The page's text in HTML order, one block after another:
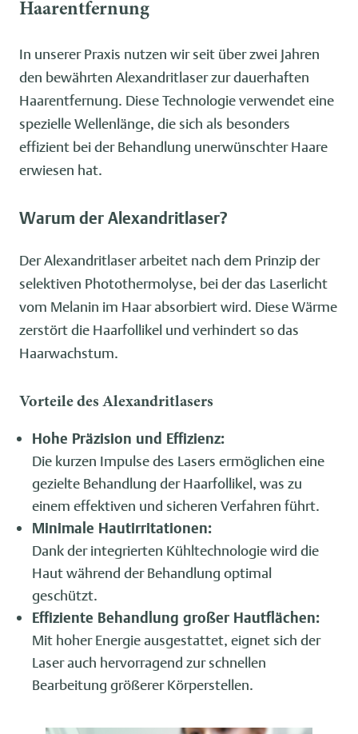
Haarentfernung
In unserer Praxis nutzen wir seit über zwei Jahren
den bewährten Alexandritlaser zur dauerhaften
Haarentfernung. Diese Technologie verwendet eine
spezielle Wellenlänge, die sich als besonders
effizient bei der Behandlung unerwünschter Haare
erwiesen hat.
Warum der Alexandritlaser?
Der Alexandritlaser arbeitet nach dem Prinzip der
selektiven Photothermolyse, bei der das Laserlicht
vom Melanin im Haar absorbiert wird. Diese Wärme
zerstört die Haarfollikel und verhindert so das
Haarwachstum.
Vorteile des Alexandritlasers
Hohe Präzision und Effizienz:
Die kurzen Impulse des Lasers ermöglichen eine
gezielte Behandlung der Haarfollikel, was zu
einem effektiven und sicheren Verfahren führt.
Minimale Hautirritationen:
Dank der integrierten Kühltechnologie wird die
Haut während der Behandlung optimal
geschützt.
Effiziente Behandlung großer Hautflächen:
Mit hoher Energie ausgestattet, eignet sich der
Laser auch hervorragend zur schnellen
Bearbeitung größerer Körperstellen.